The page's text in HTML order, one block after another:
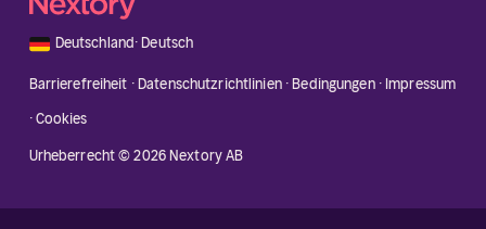
🇩🇪 Deutschland·Deutsch
Barrierefreiheit ·Datenschutzrichtlinien·Bedingungen· Impressum
·Cookies
Urheberrecht © 2026 Nextory AB